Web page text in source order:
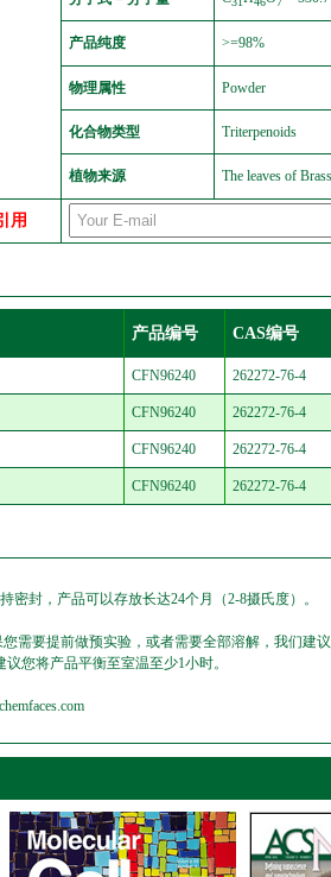
产品纯度 >=98%
物理属性 Powder
化合物类型 Triterpenoids
植物来源 The leaves of
用
产品编号 CAS编号
CFN96240 262272-76-4
CFN96240 262272-76-4
CFN96240 262272-76-4
CFN96240 262272-76-4
封，产品可以存放长达24个月（2-8摄氏度）。
需要提前做预实验，或者需要全部溶解，我们建
您将产品平衡至室温至少1小时。